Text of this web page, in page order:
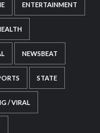
ENTERTAINMENT
NEWSBEAT
STATE
/ VIRAL